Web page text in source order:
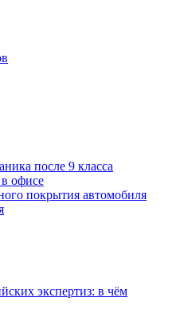
после 9 класса
офисе
покрытия автомобиля
экспертиз: в чём